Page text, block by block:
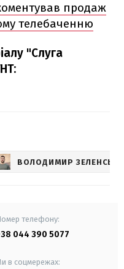
продаж
телебаченню
"Слуга
ВОЛОДИМИР
телефону:
044 390 5077
в соцмережах: